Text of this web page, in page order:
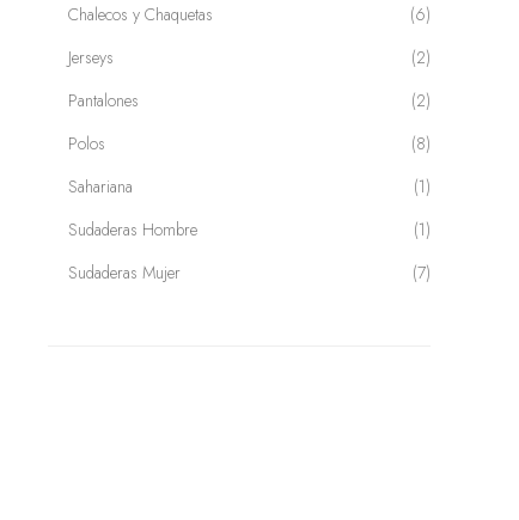
Chalecos y Chaquetas
(6)
Jerseys
(2)
Pantalones
(2)
Polos
(8)
Sahariana
(1)
Sudaderas Hombre
(1)
Sudaderas Mujer
(7)